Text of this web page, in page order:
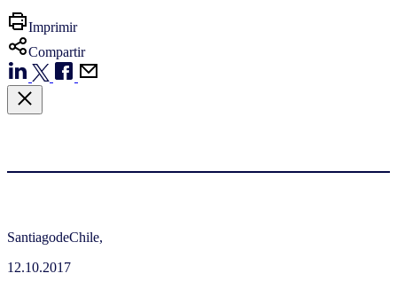
Imprimir
Compartir
SantiagodeChile,
12.10.2017